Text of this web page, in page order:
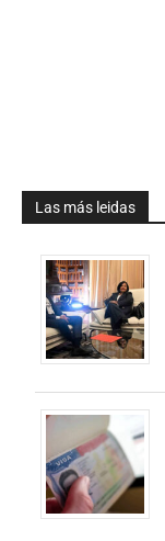
Las más leidas